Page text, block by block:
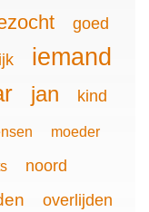
goed
iemand
jan kind
moeder
noord
overlijden